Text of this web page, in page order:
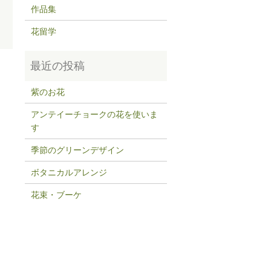
作品集
花留学
紫のお花
アンテイーチョークの花を使いま
す
季節のグリーンデザイン
ボタニカルアレンジ
花束・ブーケ